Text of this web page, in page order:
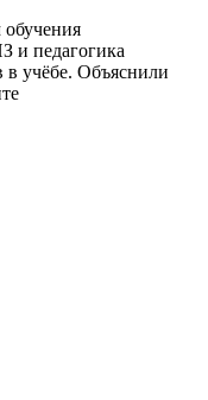
обучения
и педагогика
в учёбе. Объяснили